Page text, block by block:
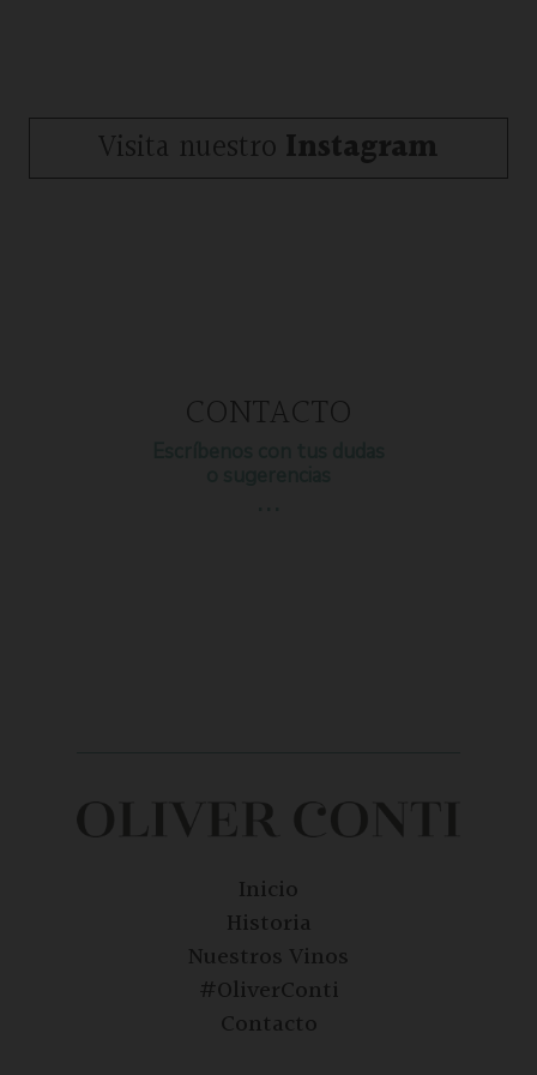
Visita nuestro Instagram
CONTACTO
Inicio
Historia
Nuestros Vinos
#OliverConti
Contacto